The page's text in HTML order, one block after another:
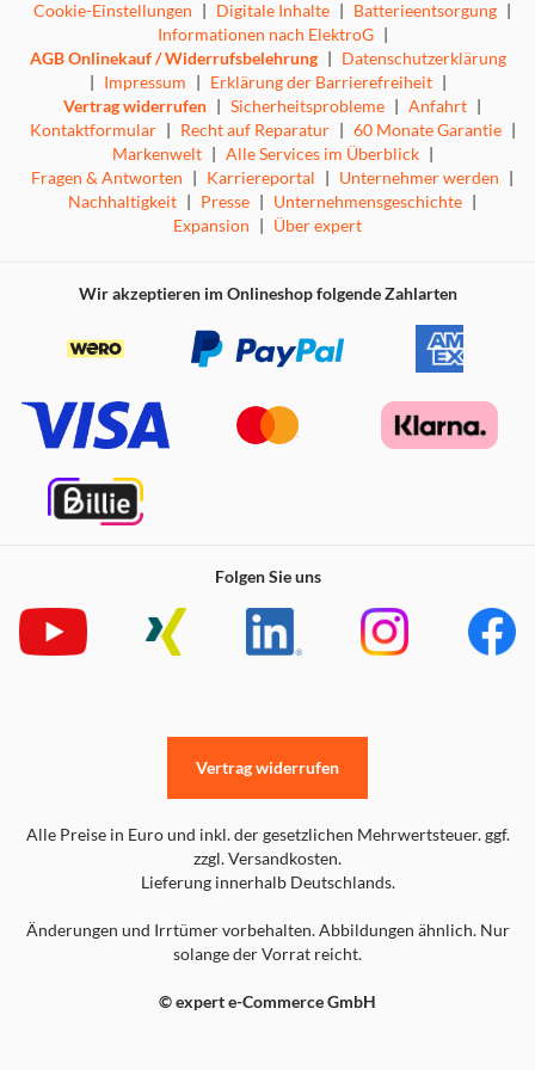
Cookie-Einstellungen | Digitale Inhalte | Batterieentsorgung |
Informationen nach ElektroG |
AGB Onlinekauf / Widerrufsbelehrung | Datenschutzerklärung
| Impressum | Erklärung der Barrierefreiheit |
Vertrag widerrufen | Sicherheitsprobleme | Anfahrt |
Kontaktformular | Recht auf Reparatur | 60 Monate Garantie |
Markenwelt | Alle Services im Überblick |
Fragen & Antworten | Karriereportal | Unternehmer werden |
Nachhaltigkeit | Presse | Unternehmensgeschichte |
Expansion | Über expert
Wir akzeptieren im Onlineshop folgende Zahlarten
Folgen Sie uns
Alle Preise in Euro und inkl. der gesetzlichen Mehrwertsteuer. ggf.
zzgl. Versandkosten.
Lieferung innerhalb Deutschlands.
Änderungen und Irrtümer vorbehalten. Abbildungen ähnlich. Nur
solange der Vorrat reicht.
© expert e-Commerce GmbH
Vertrag widerrufen